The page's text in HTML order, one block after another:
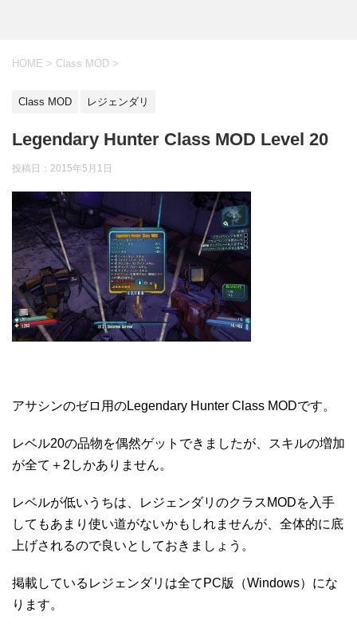
HOME > Class MOD >
Class MOD レジェンダリ
Legendary Hunter Class MOD Level 20
投稿日： 2015年5月1日
アサシンのゼロ用のLegendary Hunter Class MODです。
レベル20の品物を偶然ゲットできましたが、スキルの増加
が全て＋2しかありません。
レベルが低いうちは、レジェンダリのクラスMODを入手
してもあまり使い道がないかもしれませんが、全体的に底
上げされるので良いとしておきましょう。
掲載しているレジェンダリは全てPC版（Windows）にな
ります。